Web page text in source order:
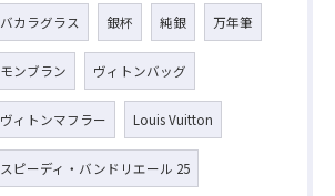
バカラグラス 銀杯 純銀 万年筆
モンブラン ヴィトンバッグ
ヴィトンマフラー Louis Vuitton
スピーディ・バンドリエール 25